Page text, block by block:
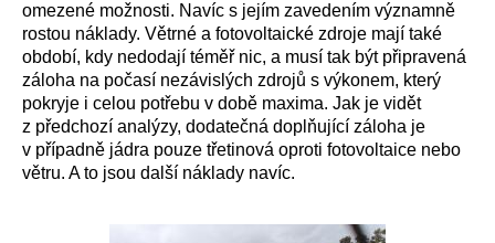
omezené možnosti. Navíc s jejím zavedením významně
rostou náklady. Větrné a fotovoltaické zdroje mají také
období, kdy nedodají téměř nic, a musí tak být připravená
záloha na počasí nezávislých zdrojů s výkonem, který
pokryje i celou potřebu v době maxima. Jak je vidět
z předchozí analýzy, dodatečná doplňující záloha je
v případně jádra pouze třetinová oproti fotovoltaice nebo
větru. A to jsou další náklady navíc.